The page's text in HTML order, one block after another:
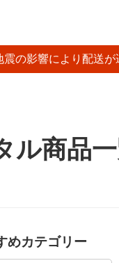
震の影響により配送が
ル商品
めカテゴリー